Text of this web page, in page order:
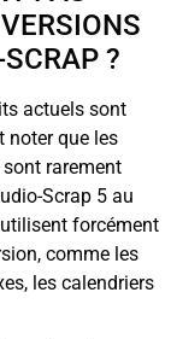
?
actuels sont
noter que les
rarement
Scrap 5 au
forcément
comme les
les calendriers